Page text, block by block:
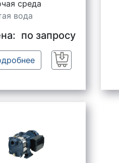
среда
вода
по запросу
Заказать